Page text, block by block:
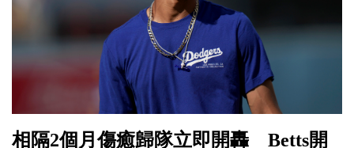
相隔2個月傷癒歸隊立即開轟 Betts開